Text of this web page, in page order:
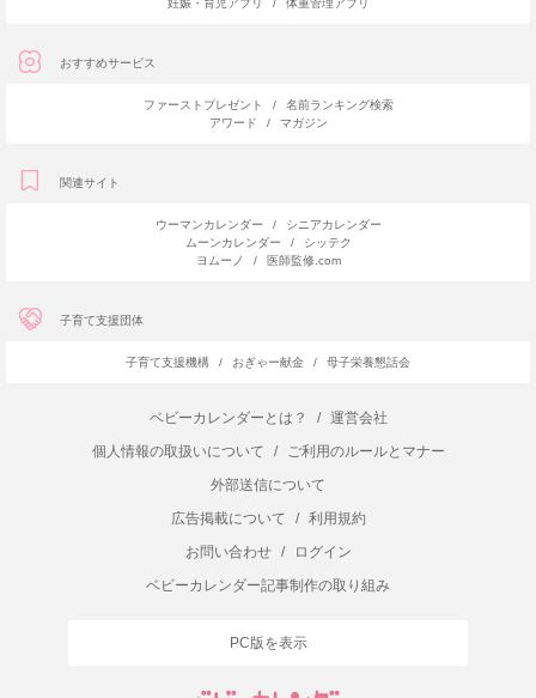
妊娠・育児アプリ / 体重管理アプリ
おすすめサービス
ファーストプレゼント /
名前ランキング検索
アワード
/ マガジン
関連サイト
ウーマンカレンダー /
シニアカレンダー
ムーンカレンダー
/
シッテク
ヨムーノ
/ 医師監修.com
子育て支援団体
子育て支援機構 / おぎゃー献金 / 母子栄養懇話会
ベビーカレンダーとは？ /
運営会社
個人情報の取扱いについて
/
ご利用のルールとマナー
外部送信について
広告掲載について
/
利用規約
お問い合わせ
/
ログイン
ベビーカレンダー記事制作の取り組み
PC版を表示